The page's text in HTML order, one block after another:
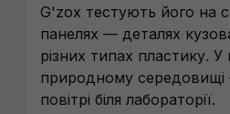
G'zox тестують його на
панелях — деталях
різних типах пластику.
природному середовищі
повітрі біля лабораторії.